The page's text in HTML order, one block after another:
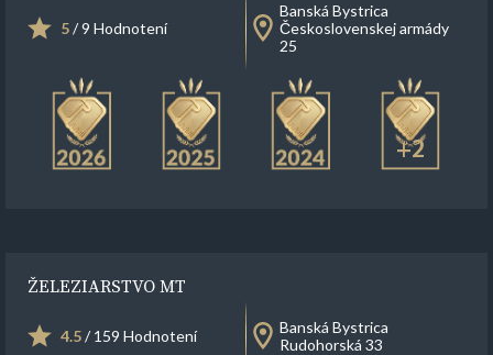
5/ 9 Hodnotení
Banská Bystrica
Československej armády
25
+2
ŽELEZIARSTVO MT
4.5/ 159 Hodnotení
Banská Bystrica
Rudohorská 33